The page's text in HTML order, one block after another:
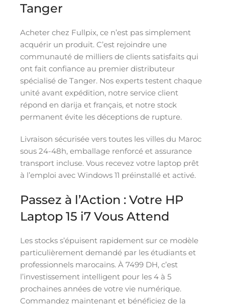
Tanger
Acheter chez Fullpix, ce n’est pas simplement
acquérir un produit. C’est rejoindre une
communauté de milliers de clients satisfaits qui
ont fait confiance au premier distributeur
spécialisé de Tanger. Nos experts testent chaque
unité avant expédition, notre service client
répond en darija et français, et notre stock
permanent évite les déceptions de rupture.
Livraison sécurisée vers toutes les villes du Maroc
sous 24-48h, emballage renforcé et assurance
transport incluse. Vous recevez votre laptop prêt
à l’emploi avec Windows 11 préinstallé et activé.
Passez à l’Action : Votre HP
Laptop 15 i7 Vous Attend
Les stocks s’épuisent rapidement sur ce modèle
particulièrement demandé par les étudiants et
professionnels marocains. À 7499 DH, c’est
l’investissement intelligent pour les 4 à 5
prochaines années de votre vie numérique.
Commandez maintenant et bénéficiez de la